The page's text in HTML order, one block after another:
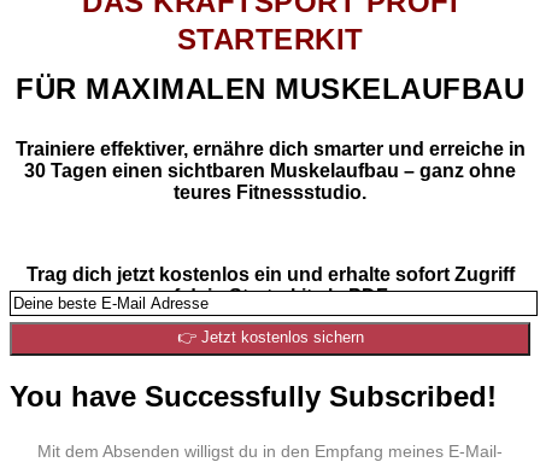
STARTERKIT
FÜR MAXIMALEN MUSKELAUFBAU
Trainiere effektiver, ernähre dich smarter und erreiche in
30 Tagen einen sichtbaren Muskelaufbau – ganz ohne
teures Fitnessstudio.
Trag dich jetzt kostenlos ein und erhalte sofort Zugriff
auf dein Starterkit als PDF.
👉 Jetzt kostenlos sichern
You have Successfully Subscribed!
Mit dem Absenden willigst du in den Empfang meines E-Mail-